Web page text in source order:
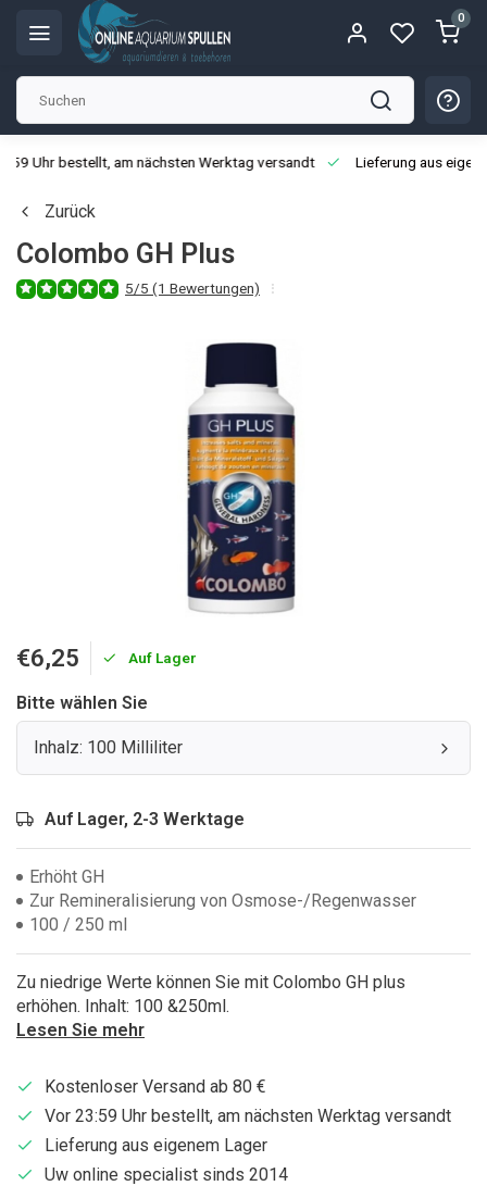
0
Uhr bestellt, am nächsten Werktag versandt Lieferung aus
Zurück
Colombo GH Plus
5/5 (1 Bewertungen)
€6,25 Auf Lager
Bitte wählen Sie
Inhalz: 100 Milliliter
Auf Lager, 2-3 Werktage
Erhöht GH
Zur Remineralisierung von Osmose-/Regenwasser
100 / 250 ml
Zu niedrige Werte können Sie mit Colombo GH plus
erhöhen. Inhalt: 100 &250ml.
Lesen Sie mehr
Kostenloser Versand ab 80 €
Vor 23:59 Uhr bestellt, am nächsten Werktag versandt
Lieferung aus eigenem Lager
Uw online specialist sinds 2014